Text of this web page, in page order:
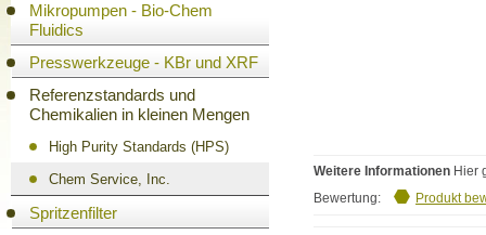
Mikropumpen - Bio-Chem
Fluidics
Presswerkzeuge - KBr und XRF
Referenzstandards und
Chemikalien in kleinen Mengen
High Purity Standards (HPS)
Chem Service, Inc.
Spritzenfilter
Weitere Informationen Hier
Bewertung:
Produkt